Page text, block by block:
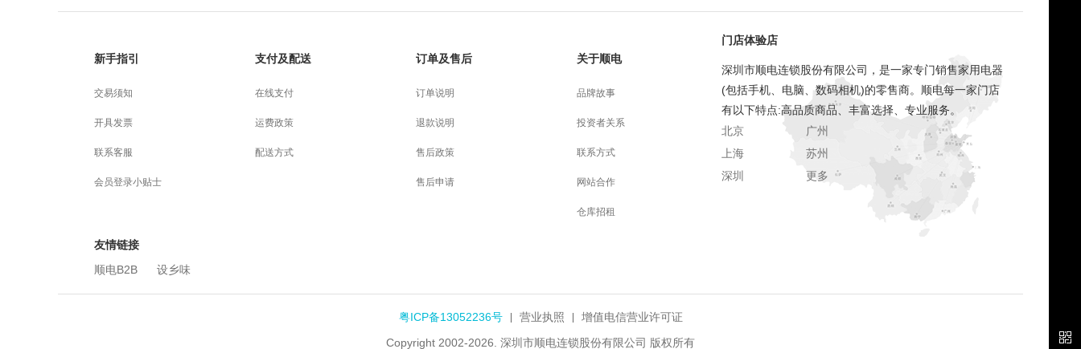
新手指引
交易须知
开具发票
联系客服
会员登录小贴士
支付及配送
在线支付
运费政策
配送方式
订单及售后
订单说明
退款说明
售后政策
售后申请
关于顺电
品牌故事
投资者关系
联系方式
网站合作
仓库招租
友情链接
顺电B2B
设乡味
门店体验店
深圳市顺电连锁股份有限公司，是一家专门销售家用电器
(包括手机、电脑、数码相机)的零售商。顺电每一家门店
有以下特点:高品质商品、丰富选择、专业服务。
北京
广州
上海
苏州
深圳
更多
粤ICP备13052236号 营业执照
增值电信营业许可证
Copyright 2002-2026. 深圳市顺电连锁股份有限公司 版权所有